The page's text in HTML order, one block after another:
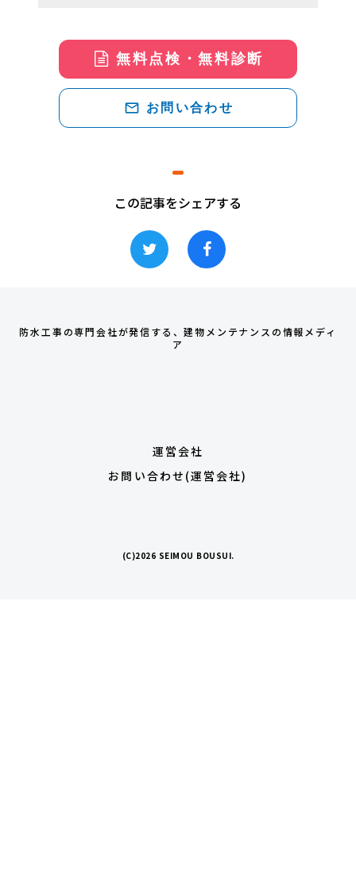
無料点検・無料診断
mail_outline お問い合わせ
この記事をシェアする
防水工事の専門会社が発信する、建物メンテナンスの情報メディ
ア
運営会社
お問い合わせ(運営会社)
(C)2026 SEIMOU BOUSUI.